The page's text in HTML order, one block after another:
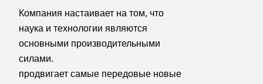
Компания настаивает на том, что
наука и технологии являются
основными производительными
силами.
продвигает самые передовые новые